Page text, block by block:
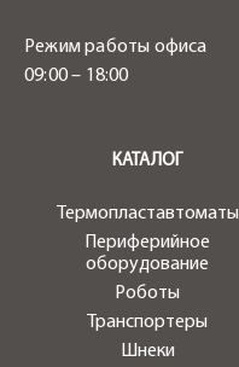
Режим работы офиса
09:00 – 18:00
КАТАЛОГ
Термопластавтоматы
Периферийное
оборудование
Роботы
Транспортеры
Шнеки